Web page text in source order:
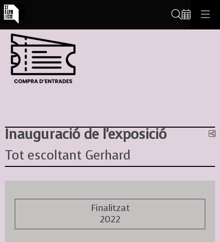
Inauguració de l'exposició
Tot escoltant Gerhard
Finalitzat
2022